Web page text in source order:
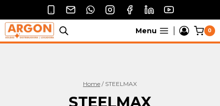
o
Conteúdo
Menu 0
Home / STEELMAX